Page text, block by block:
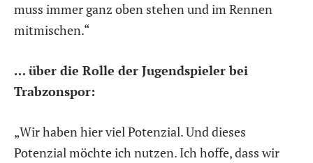
muss immer ganz oben stehen und im Rennen
mitmischen.“
… über die Rolle der Jugendspieler bei
Trabzonspor:
„Wir haben hier viel Potenzial. Und dieses
Potenzial möchte ich nutzen. Ich hoffe, dass wir